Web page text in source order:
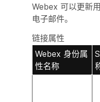
Webex 可以更新
电子邮件。
链接属性
Webex 身份属
性名称